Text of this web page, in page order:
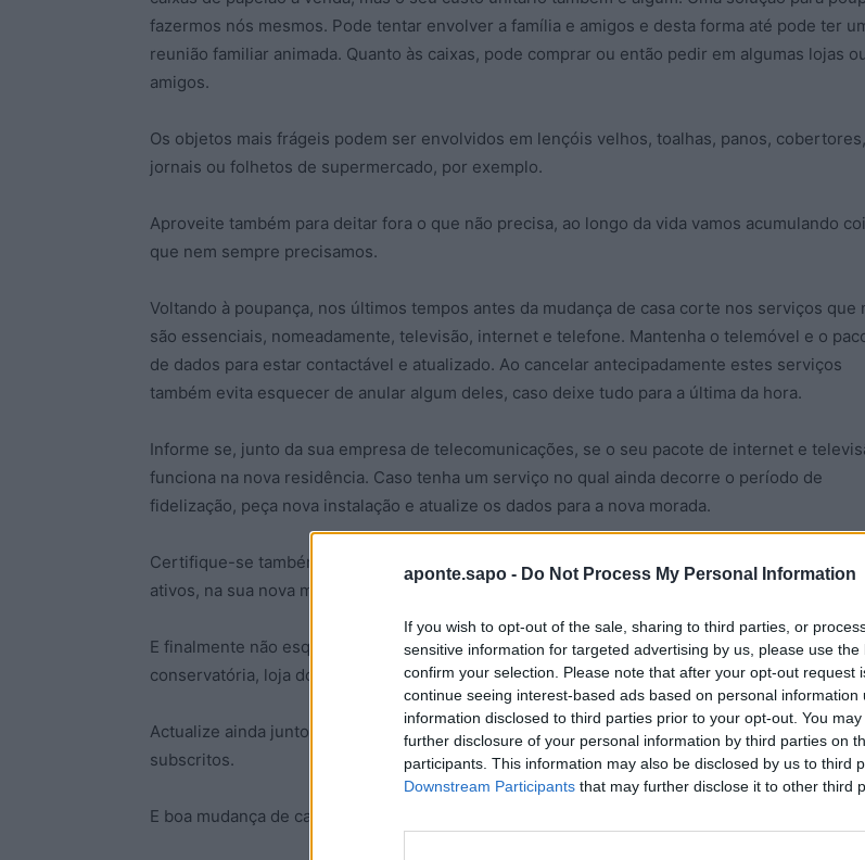
aponte.sapo - Do Not Process My Personal Information
If you wish to opt-out of the sale, sharing to third parties, or
sensitive information for targeted advertising by us, please use
confirm your selection. Please note that after your opt-out request
continue seeing interest-based ads based on personal information
information disclosed to third parties prior to your opt-out. You
further disclosure of your personal information by third parties on
participants. This information may also be disclosed by us to third
Downstream Participants that may further disclose it to other third
fazermos nós mesmos. Pode tentar envolver a família e amigos e desta forma até pode ter
reunião familiar animada. Quanto às caixas, pode comprar ou então pedir em algumas lojas
amigos.
Os objetos mais frágeis podem ser envolvidos em lençóis velhos, toalhas, panos, cobertores,
jornais ou folhetos de supermercado, por exemplo.
Aproveite também para deitar fora o que não precisa, ao longo da vida vamos acumulando
que nem sempre precisamos.
Voltando à poupança, nos últimos tempos antes da mudança de casa corte nos serviços que
são essenciais, nomeadamente, televisão, internet e telefone. Mantenha o telemóvel e o
de dados para estar contactável e atualizado. Ao cancelar antecipadamente estes serviços
também evita esquecer de anular algum deles, caso deixe tudo para a última da hora.
Informe se, junto da sua empresa de telecomunicações, se o seu pacote de internet e
funciona na nova residência. Caso tenha um serviço no qual ainda decorre o período de
fidelização, peça nova instalação e atualize os dados para a nova morada.
Certifique-se também que, quando mudar, tem os serviços mínimos de água, gás e
ativos, na sua nova morada.
E finalmente não esqueça de atualizar a morada no seu cartão de cidadão, nos serviços de
conservatória, loja do cidadão ou se tiver leitor de cartões pode fazê-lo você mesmo.
Actualize ainda junto das entidades bancárias, seguradoras e outros serviços que tenha
subscritos.
E boa mudança de casa!